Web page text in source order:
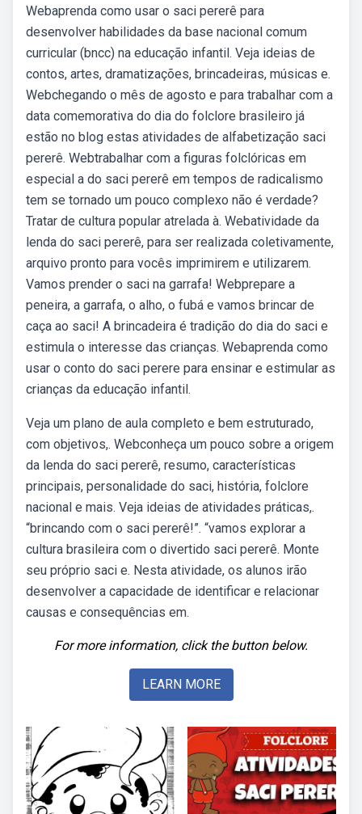
Webaprenda como usar o saci pererê para
desenvolver habilidades da base nacional comum
curricular (bncc) na educação infantil. Veja ideias de
contos, artes, dramatizações, brincadeiras, músicas e.
Webchegando o mês de agosto e para trabalhar com a
data comemorativa do dia do folclore brasileiro já
estão no blog estas atividades de alfabetização saci
pererê. Webtrabalhar com a figuras folclóricas em
especial a do saci pererê em tempos de radicalismo
tem se tornado um pouco complexo não é verdade?
Tratar de cultura popular atrelada à. Webatividade da
lenda do saci pererê, para ser realizada coletivamente,
arquivo pronto para vocês imprimirem e utilizarem.
Vamos prender o saci na garrafa! Webprepare a
peneira, a garrafa, o alho, o fubá e vamos brincar de
caça ao saci! A brincadeira é tradição do dia do saci e
estimula o interesse das crianças. Webaprenda como
usar o conto do saci perere para ensinar e estimular as
crianças da educação infantil.
Veja um plano de aula completo e bem estruturado,
com objetivos,. Webconheça um pouco sobre a origem
da lenda do saci pererê, resumo, características
principais, personalidade do saci, história, folclore
nacional e mais. Veja ideias de atividades práticas,.
“brincando com o saci pererê!”. “vamos explorar a
cultura brasileira com o divertido saci pererê. Monte
seu próprio saci e. Nesta atividade, os alunos irão
desenvolver a capacidade de identificar e relacionar
causas e consequências em.
For more information, click the button below.
LEARN MORE